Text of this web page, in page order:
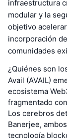
infraestructura
modular y la
objetivo
incorporación
comunidades
¿Quiénes son
Avail (AVAIL)
ecosistema
fragmentado
Los cerebros
Banerjee,
tecnología